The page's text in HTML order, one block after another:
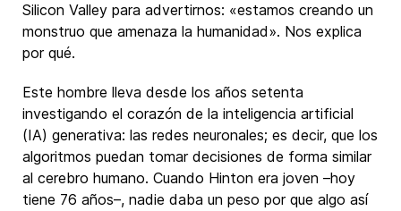
Silicon Valley para advertirnos: «estamos creando un
monstruo que amenaza la humanidad». Nos explica
por qué.
Este hombre lleva desde los años setenta
investigando el corazón de la inteligencia artificial
(IA) generativa: las redes neuronales; es decir, que los
algoritmos puedan tomar decisiones de forma similar
al cerebro humano. Cuando Hinton era joven –hoy
tiene 76 años–, nadie daba un peso por que algo así